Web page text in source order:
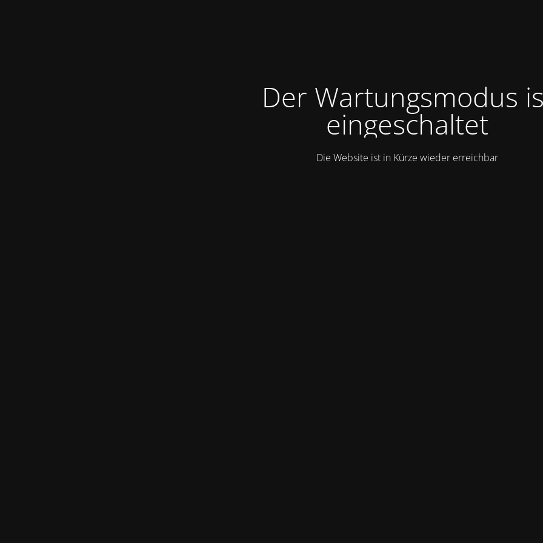
Der Wartungsmodus
eingeschaltet
Die Website ist in Kürze wieder erreichbar